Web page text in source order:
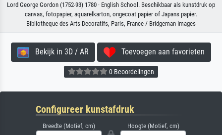
Lord George Gordon (1752-93) 1780 · English School. Beschikbaar als kunstdruk op
canvas, fotopapier, aquarelkarton, ongecoat papier of Japans papier.
Bibliotheque des Arts Decoratifs, Paris, France / Bridgeman Images
Bekijk in 3D / AR Toevoegen aan favorieten
0 Beoordelingen
Configureer kunstafdruk
Breedte (Motief, cm) Hoogte (Motief, cm)